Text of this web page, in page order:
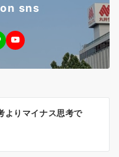
sns
よりマイナス思考で